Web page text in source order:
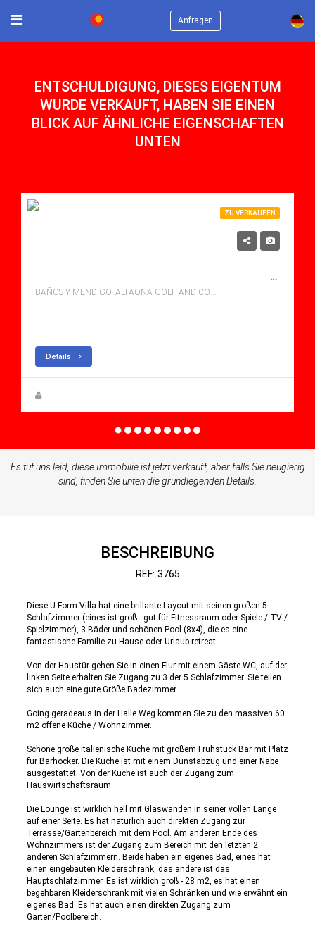
Anfragen ×
ENTSCHULDIGUNG, DIESES EIGENTUM
WURDE VERKAUFT, HABEN SIE EINEN
BLICK AUF ÄHNLICHE EIGENSCHAFTEN
UNTEN
ZU VERKAUFEN
SCHÖNES, GUT GESTALTETES STADTHAUS, AM GOLFPLATZ, IN DER NÄHE VON MURCIA UND DEN STRÄNDEN.
BAÑOS Y MENDIGO, ALTAONA GOLF AND COUNTRY VILLAGE
Details
Es tut uns leid, diese Immobilie ist jetzt verkauft, aber falls Sie neugierig
sind, finden Sie unten die grundlegenden Details.
BESCHREIBUNG
REF: 3765
Diese U-Form Villa hat eine brillante Layout mit seinen großen 5
Schlafzimmer (eines ist groß - gut für Fitnessraum oder Spiele / TV /
Spielzimmer), 3 Bäder und schönen Pool (8x4), die es eine
fantastische Familie zu Hause oder Urlaub retreat.
Von der Haustür gehen Sie in einen Flur mit einem Gäste-WC, auf der
linken Seite erhalten Sie Zugang zu 3 der 5 Schlafzimmer. Sie teilen
sich auch eine gute Größe Badezimmer.
Going geradeaus in der Halle Weg kommen Sie zu den massiven 60
m2 offene Küche / Wohnzimmer.
Schöne große italienische Küche mit großem Frühstück Bar mit Platz
für Barhocker. Die Küche ist mit einem Dunstabzug und einer Nabe
ausgestattet. Von der Küche ist auch der Zugang zum
Hauswirtschaftsraum.
Die Lounge ist wirklich hell mit Glaswänden in seiner vollen Länge
auf einer Seite. Es hat natürlich auch direkten Zugang zur
Terrasse/Gartenbereich mit dem Pool. Am anderen Ende des
Wohnzimmers ist der Zugang zum Bereich mit den letzten 2
anderen Schlafzimmern. Beide haben ein eigenes Bad, eines hat
einen eingebauten Kleiderschrank, das andere ist das
Hauptschlafzimmer. Es ist wirklich groß - 28 m2, es hat einen
begehbaren Kleiderschrank mit vielen Schränken und wie erwähnt ein
eigenes Bad. Es hat auch einen direkten Zugang zum
Garten/Poolbereich.